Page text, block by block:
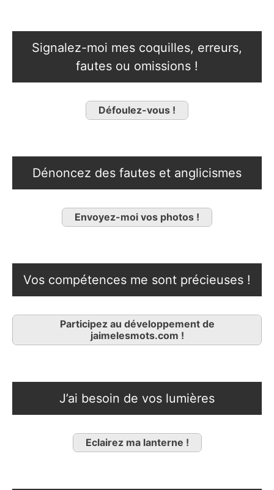
Signalez-moi mes coquilles, erreurs,
fautes ou omissions !
Défoulez-vous !
Dénoncez des fautes et anglicismes
Envoyez-moi vos photos !
Vos compétences me sont précieuses !
Participez au développement de
jaimelesmots.com !
J’ai besoin de vos lumières
Eclairez ma lanterne !